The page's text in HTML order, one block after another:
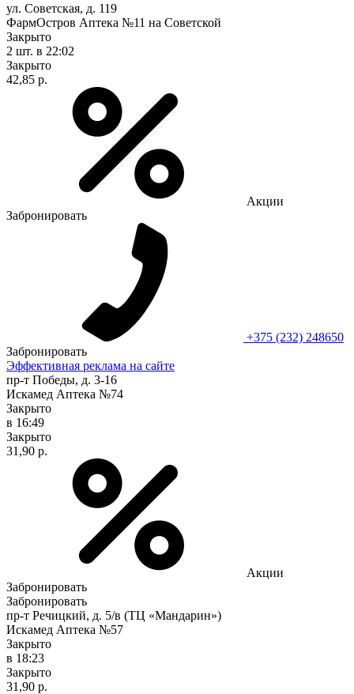
ул. Советская, д. 119
ФармОстров Аптека №11 на Советской
Закрыто
2 шт. в 22:02
Закрыто
42,85 р.
Акции
Забронировать
+375 (232) 248650
Забронировать
Эффективная реклама на сайте
пр-т Победы, д. 3-16
Искамед Аптека №74
Закрыто
в 16:49
Закрыто
31,90 р.
Акции
Забронировать
Забронировать
пр-т Речицкий, д. 5/в (ТЦ «Мандарин»)
Искамед Аптека №57
Закрыто
в 18:23
Закрыто
31,90 р.